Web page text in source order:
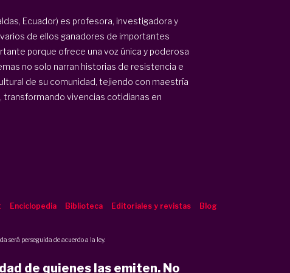
Ecuador) es profesora, investigadora y
de ellos ganadores de importantes
porque ofrece una voz única y poderosa
no solo narran historias de resistencia e
de su comunidad, tejiendo con maestría
vivencias cotidianas en
Enciclopedia Biblioteca Editoriales y revistas Blog
será perseguida de acuerdo a la ley.
de quienes las emiten. No